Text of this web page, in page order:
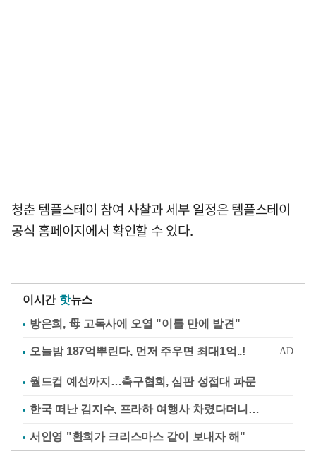
청춘 템플스테이 참여 사찰과 세부 일정은 템플스테이
공식 홈페이지에서 확인할 수 있다.
이시간 핫뉴스
방은희, 母 고독사에 오열 "이틀 만에 발견"
월드컵 예선까지…축구협회, 심판 성접대 파문
한국 떠난 김지수, 프라하 여행사 차렸다더니…
서인영 "환희가 크리스마스 같이 보내자 해"